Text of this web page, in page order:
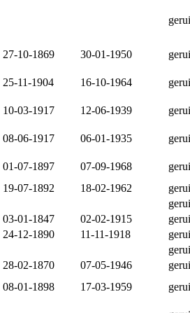
27-10-1869 30-01-1950
25-11-1904 16-10-1964
10-03-1917 12-06-1939
08-06-1917 06-01-1935
01-07-1897 07-09-1968
19-07-1892 18-02-1962
03-01-1847 02-02-1915
24-12-1890 11-11-1918
28-02-1870 07-05-1946
08-01-1898 17-03-1959